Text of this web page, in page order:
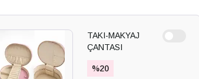
TAKI-MAKYAJ
ÇANTASI
%20